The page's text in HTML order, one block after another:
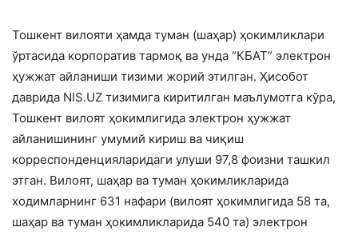
Тошкент вилояти ҳамда туман (шаҳар) ҳокимликлари
ўртасида корпоратив тармоқ ва унда “КБАТ” электрон
ҳужжат айланиши тизими жорий этилган. Ҳисобот
даврида NIS.UZ тизимига киритилган маълумотга кўра,
Тошкент вилоят ҳокимлигида электрон ҳужжат
айланишининг умумий кириш ва чиқиш
корреспонденцияларидаги улуши 97,8 фоизни ташкил
этган. Вилоят, шаҳар ва туман ҳокимликларида
ходимларнинг 631 нафари (вилоят ҳокимлигида 58 та,
шаҳар ва туман ҳокимликларида 540 та) электрон